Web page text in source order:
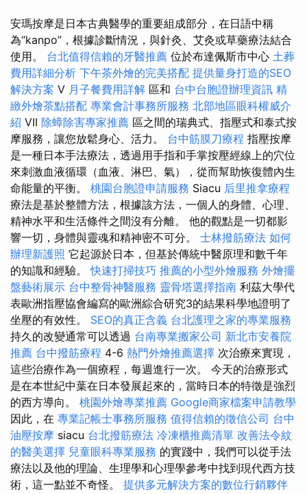
安瑪按摩是日本古典醫學的重要組成部分，在日語中稱
為“kanpo”，根據診斷情況，與針灸、艾灸或草藥療法結合
使用。 台北值得信賴的牙醫推薦 位於布達佩斯市中心 土葬
費用詳細分析 下午茶外燴的完美搭配 提供量身打造的SEO
解決方案 V 月子餐費用詳解 區和 台中台胞證辦理資訊 精
緻外燴茶點搭配 專業會計事務所服務 北部地區眼科權威介
紹 VII 除蟑除害專家推薦 區之間的瑞典式、指壓式和泰式按
摩服務，讓您放鬆身心、活力。 台中筋膜刀療程 指壓按摩
是一種日本手法療法，透過用手指和手掌按壓經線上的穴位
來刺激血液循環（血液、淋巴、氣），從而幫助恢復體內生
命能量的平衡。 桃園台胞證申請服務 Siacu 后里推拿療程
療法是基於整體方法，根據該方法，一個人的身體、心理、
精神水平和生活條件之間沒有分離。 他的觀點是一切都影
響一切，身體與靈魂和精神密不可分。 士林撥筋療法 如何
辦理新護照 它起源於日本，但基於傳統中醫原理和數千年
的知識和經驗。快速打掃技巧 推薦的小型外燴服務 外燴擺
盤藝術展示 台中整骨神醫服務 靈骨塔選擇指南 利茲大學代
表歐洲指壓協會編寫的歐洲綜合研究3的結果科學地證明了
坐壓的有效性。 SEO的真正含義 台北護理之家的專業服務
持久的改變通常可以透過 台南專業搬家公司 新北市安養院
推薦 台中撥筋療程 4-6 熱門外燴推薦選擇 次治療來實現，
這些治療作為一個療程，每週進行一次。 今天的治療形式
是在本世紀中葉在日本發展起來的，當時日本的特徵是強烈
的西方導向。 桃園外燴專業推薦 Google商家檔案申請教學
因此，在 專業記帳士事務所服務 值得信賴的徵信公司 台中
油壓按摩 siacu 台北撥筋療法 冷凍櫃推薦清單 改善法令紋
的醫美選擇 兒童眼科專業服務 的實踐中，我們可以從手法
療法以及他的理論、生理學和心理學參考中找到現代西方技
術，這一點並不奇怪。 提供多元解決方案的數位行銷夥伴